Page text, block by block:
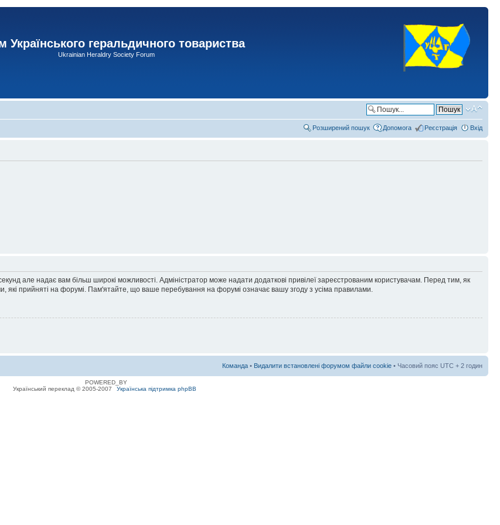
Українського геральдичного товариства
Ukrainian Heraldry Society Forum
Розширений пошук Допомога Реєстрація Вхід
але надає вам більш широкі можливості. Адміністратор може надати додаткові привілеї зареєстрованим користувачам. Перед тим, як
які прийняті на форумі. Пам'ятайте, що ваше перебування на форумі означає вашу згоду з усіма правилами.
Команда • Видалити встановлені форумом файли cookie • Часовий пояс UTC + 2 годин
POWERED_BY
Український переклад © 2005-2007
Українська підтримка phpBB